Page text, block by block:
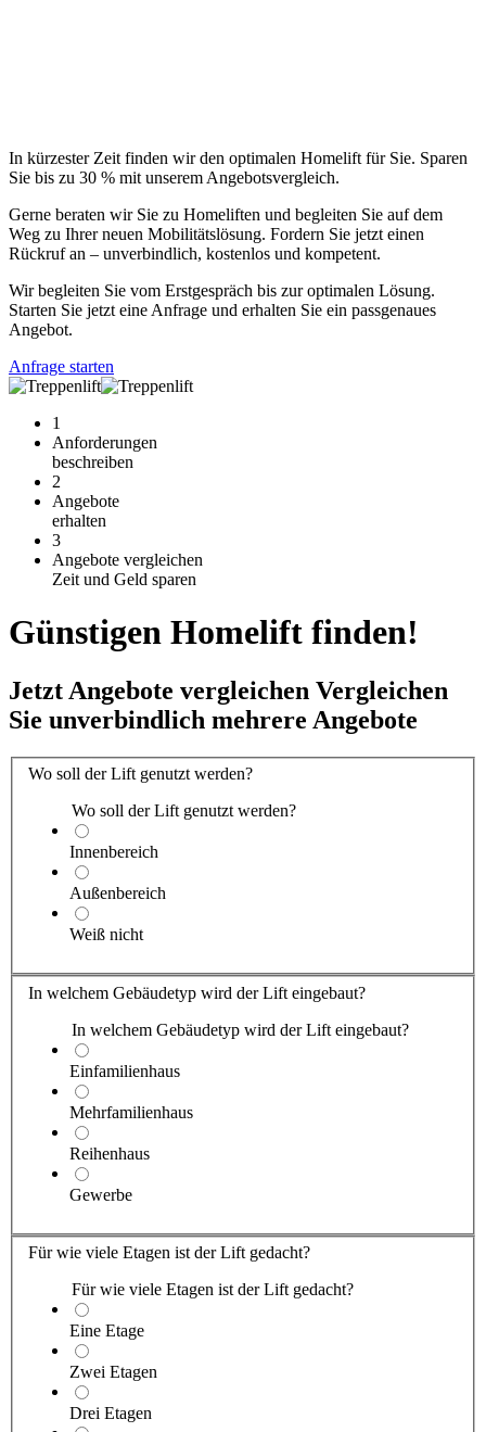
In kürzester Zeit finden wir den optimalen Homelift für Sie. Sparen
Sie bis zu 30 % mit unserem Angebotsvergleich.
Gerne beraten wir Sie zu Homeliften und begleiten Sie auf dem
Weg zu Ihrer neuen Mobilitätslösung. Fordern Sie jetzt einen
Rückruf an – unverbindlich, kostenlos und kompetent.
Wir begleiten Sie vom Erstgespräch bis zur optimalen Lösung.
Starten Sie jetzt eine Anfrage und erhalten Sie ein passgenaues
Angebot.
Anfrage starten
1
Anforderungen
beschreiben
2
Angebote
erhalten
3
Angebote vergleichen
Zeit und Geld sparen
Günstigen Homelift finden!
Jetzt Angebote vergleichen Vergleichen
Sie unverbindlich mehrere Angebote
Wo soll der Lift genutzt werden?
Wo soll der Lift genutzt werden?
Innenbereich
Außenbereich
Weiß nicht
In welchem Gebäudetyp wird der Lift eingebaut?
In welchem Gebäudetyp wird der Lift eingebaut?
Einfamilienhaus
Mehrfamilienhaus
Reihenhaus
Gewerbe
Für wie viele Etagen ist der Lift gedacht?
Für wie viele Etagen ist der Lift gedacht?
Eine Etage
Zwei Etagen
Drei Etagen